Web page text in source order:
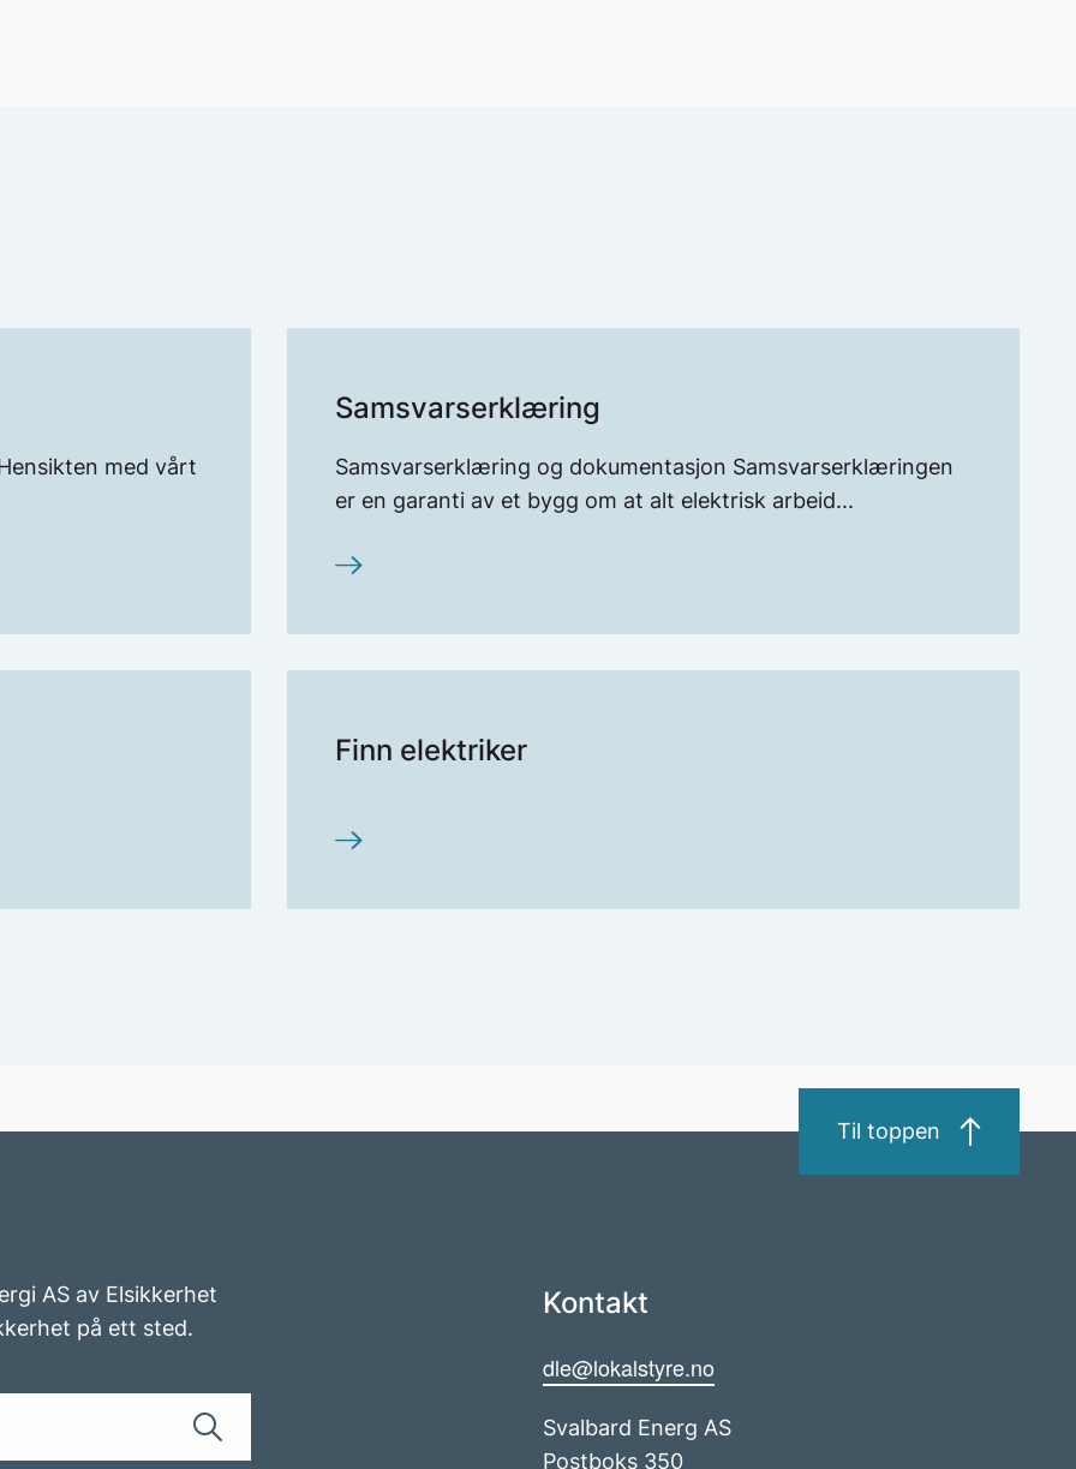
og mangler er rettet
dette til DLE, eller til
av feil eller
kan forlenges
funnet.
med vårt
Samsvarserklæring
Samsvarserklæring og dokumentasjon Samsvarserklæringen
er en garanti av et bygg om at alt elektrisk arbeid...
Finn elektriker
Til toppen
AS av Elsikkerhet
på ett sted.
Kontakt
dle@lokalstyre.no
Svalbard Energ AS
Postboks 350